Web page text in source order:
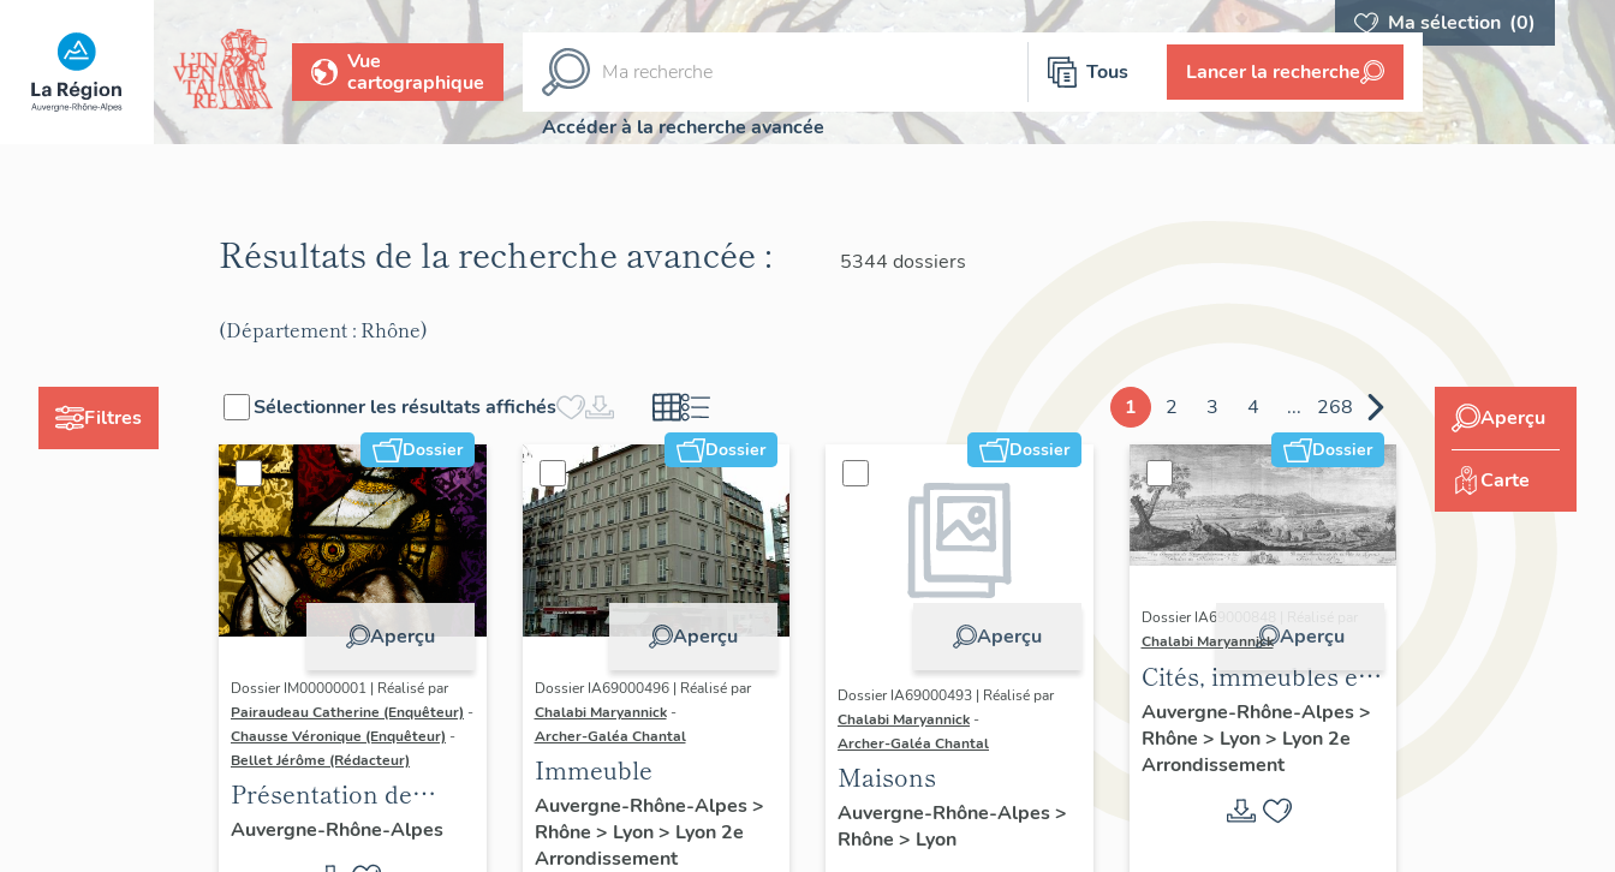
Ma sélection (0)
Vue
cartographique
Tous Lancer la recherche
Accéder à la recherche avancée
Filtres
Résultats de la recherche avancée : 5344 dossiers
(Département : Rhône)
Sélectionner les résultats affichés 1 2 3 4 ... 268
Dossier
Aperçu
Dossier IM00000001 | Réalisé par
Pairaudeau Catherine (Enquêteur) -
Chausse Véronique (Enquêteur) -
Bellet Jérôme (Rédacteur)
Présentation de
l'opération
d'inventaire du
Auvergne-Rhône-Alpes
Dossier
Aperçu
Dossier IA69000496 | Réalisé par
Chalabi Maryannick -
Archer-Galéa Chantal
Immeuble
Auvergne-Rhône-Alpes>
Rhône > Lyon> Lyon 2e
Arrondissement
Dossier
Aperçu
Dossier IA69000493 | Réalisé par
Chalabi Maryannick -
Archer-Galéa Chantal
Maisons
Auvergne-Rhône-Alpes>
Rhône > Lyon
Dossier
Aperçu
Dossier IA69000848 | Réalisé par
Chalabi Maryannick
Cités, immeubles et
maisons. Ensemble
de l'habitat du
Confluent
Auvergne-Rhône-Alpes>
Rhône > Lyon> Lyon 2e
Arrondissement
Aperçu
Carte